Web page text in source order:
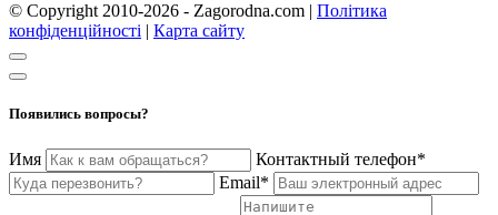
© Copyright 2010-2026 - Zagorodna.com | Політика
конфіденційності | Карта сайту
Появились вопросы?
Имя
Контактный телефон*
Email*